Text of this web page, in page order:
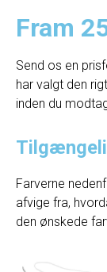
Fram
Send os en
har valgt den
inden du
Farverne
afvige fra,
den ønskede